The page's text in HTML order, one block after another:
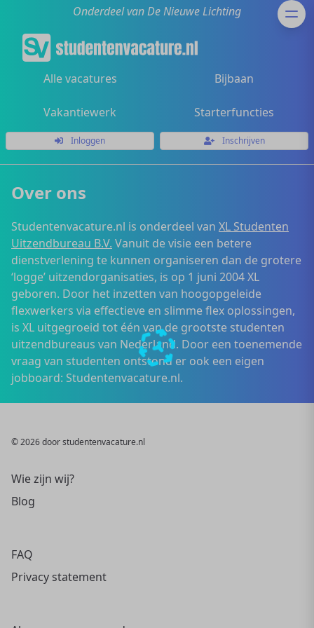
Onderdeel van De Nieuwe Lichting
Alle vacatures Bijbaan
Vakantiewerk Starterfuncties
Inloggen Inschrijven
Over ons
Studentenvacature.nl is onderdeel van XL Studenten
Uitzendbureau B.V. Vanuit de visie een betere
dienstverlening te kunnen organiseren dan de grotere
‘logge’ uitzendorganisaties, is op 1 juni 2004 XL
geboren. Door het inzetten van hoogopgeleide
flexwerkers via effectieve en slimme flex oplossingen,
is XL uitgegroeid tot één van de grootste studenten
uitzendbureaus van Nederland. Door een toenemende
vraag van studenten ontstond er ook een eigen
jobboard: Studentenvacature.nl.
© 2026 door studentenvacature.nl
Wie zijn wij?
Blog
FAQ
Privacy statement